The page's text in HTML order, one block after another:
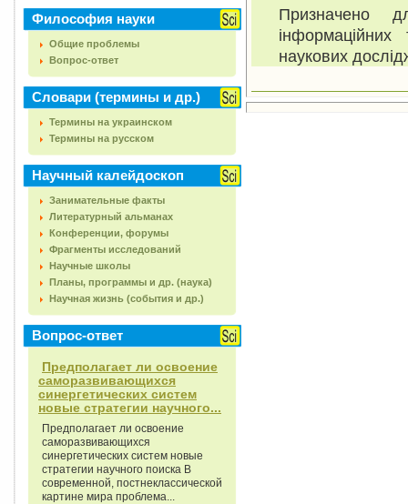
Философия науки
Общие проблемы
Вопрос-ответ
Словари (термины и др.)
Термины на украинском
Термины на русском
Научный калейдоскоп
Занимательные факты
Литературный альманах
Конференции, форумы
Фрагменты исследований
Научные школы
Планы, программы и др. (наука)
Научная жизнь (события и др.)
Вопрос-ответ
Предполагает ли освоение
саморазвивающихся
синергетических систем
новые стратегии научного...
Предполагает ли освоение
саморазвивающихся
синергетических систем новые
стратегии научного поиска В
современной, постнеклассической
картине мира проблема...
Призначено
наукових